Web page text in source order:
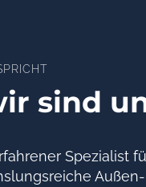
sind
Spezialist